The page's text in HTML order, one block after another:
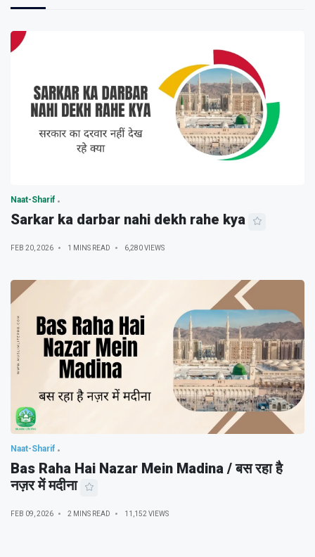
Naat-Sharif
Sarkar ka darbar nahi dekh rahe kya
FEB 20, 2026 1 MINS READ 6,280 VIEWS
Naat-Sharif
Bas Raha Hai Nazar Mein Madina / बस रहा है
नज़र में मदीना
FEB 09, 2026 2 MINS READ 11,152 VIEWS